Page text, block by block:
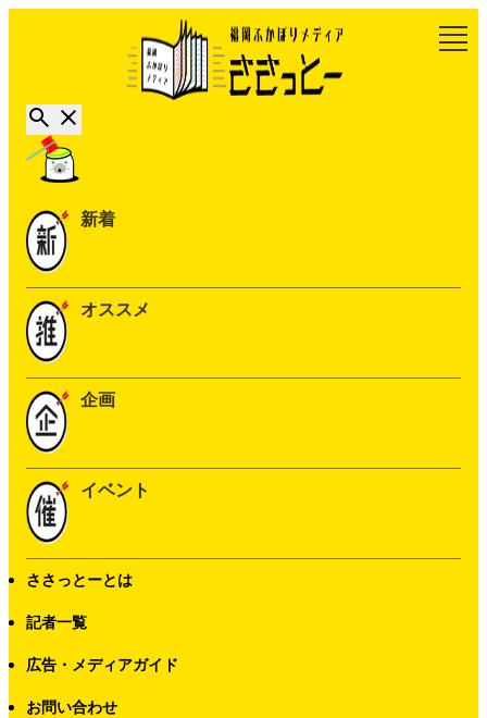
新着
オススメ
企画
イベント
ささっとーとは
記者一覧
広告・メディアガイド
お問い合わせ